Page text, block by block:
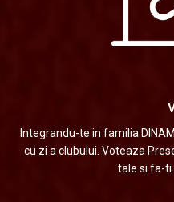
Integrandu-te in familia
cu zi a clubului. Voteaza
tale si fa-ti